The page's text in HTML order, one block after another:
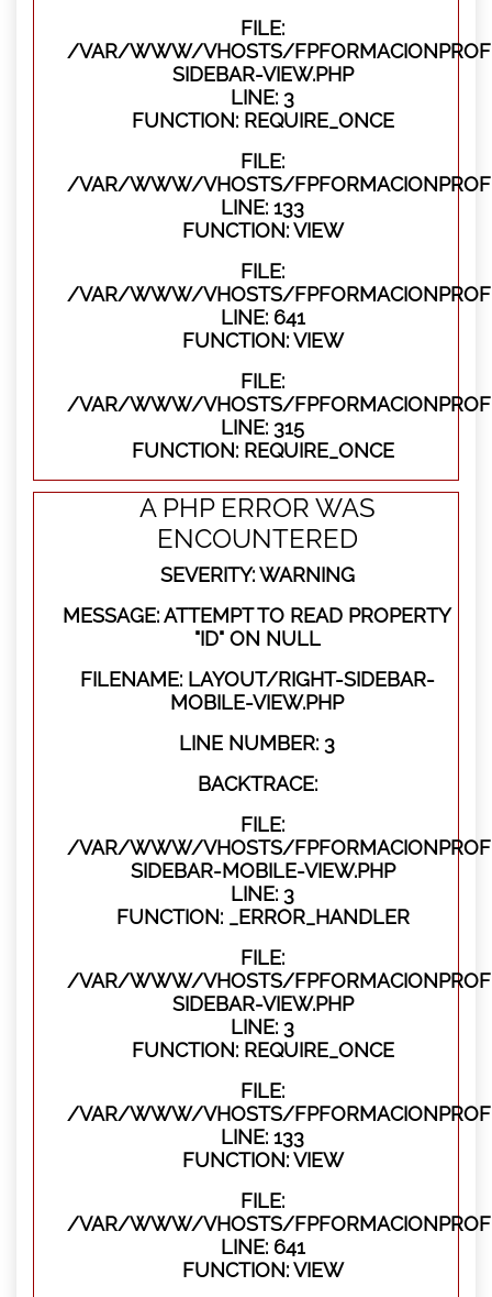
FILE:
/VAR/WWW/VHOSTS/
SIDEBAR-VIEW.PHP
LINE: 3
FUNCTION: REQUIRE_ONCE
FILE:
/VAR/WWW/VHOSTS/
LINE: 133
FUNCTION: VIEW
FILE:
/VAR/WWW/VHOSTS/
LINE: 641
FUNCTION: VIEW
FILE:
/VAR/WWW/VHOSTS/
LINE: 315
FUNCTION: REQUIRE_ONCE
A PHP ERROR WAS
ENCOUNTERED
SEVERITY: WARNING
MESSAGE: ATTEMPT TO READ PROPERTY
"ID" ON NULL
FILENAME: LAYOUT/RIGHT-SIDEBAR-
MOBILE-VIEW.PHP
LINE NUMBER: 3
BACKTRACE:
FILE:
/VAR/WWW/VHOSTS/
SIDEBAR-MOBILE-VIEW.PHP
LINE: 3
FUNCTION: _ERROR_HANDLER
FILE:
/VAR/WWW/VHOSTS/
SIDEBAR-VIEW.PHP
LINE: 3
FUNCTION: REQUIRE_ONCE
FILE:
/VAR/WWW/VHOSTS/
LINE: 133
FUNCTION: VIEW
FILE:
/VAR/WWW/VHOSTS/
LINE: 641
FUNCTION: VIEW